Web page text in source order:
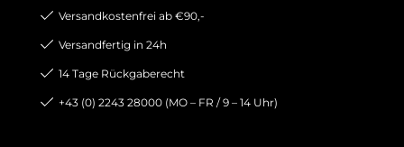
Versandkostenfrei ab €90,-
Versandfertig in 24h
14 Tage Rückgaberecht
+43 (0) 2243 28000 (MO – FR / 9 – 14 Uhr)